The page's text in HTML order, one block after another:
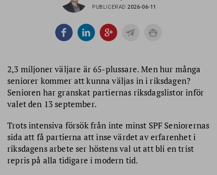
PUBLICERAD2026-06-11
2,3 miljoner väljare är 65-plussare. Men hur många
seniorer kommer att kunna väljas in i riksdagen?
Senioren har granskat partiernas riksdagslistor inför
valet den 13 september.
Trots intensiva försök från inte minst SPF Seniorernas
sida att få partierna att inse värdet av erfarenhet i
riksdagens arbete ser höstens val ut att bli en trist
repris på alla tidigare i modern tid.